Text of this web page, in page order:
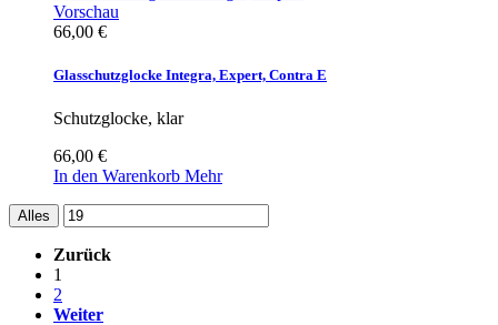
Vorschau
66,00 €
Glasschutzglocke Integra, Expert, Contra E
Schutzglocke, klar
66,00 €
In den Warenkorb Mehr
Alles
Zurück
1
2
Weiter